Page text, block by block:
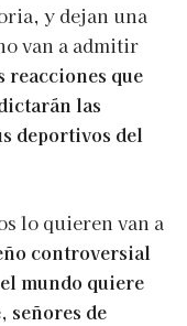
y dejan una
van a admitir
reacciones que
las
deportivos del
lo quieren van a
controversial
mundo quiere
señores de